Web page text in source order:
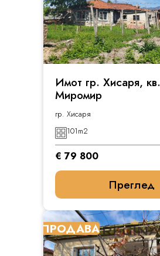
Имот гр. Хисаря, кв.
Миромир
гр. Хисаря
101m2
€ 79 800
Преглед
ПРОДАВА